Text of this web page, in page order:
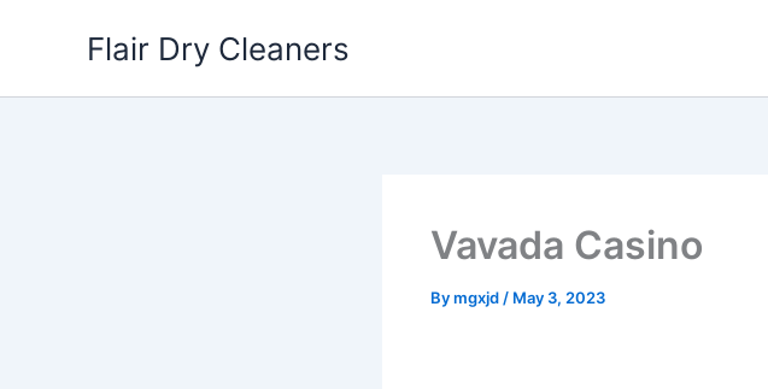
Flair Dry Cleaners
Vavada Casino
Bymgxjd / May 3, 2023